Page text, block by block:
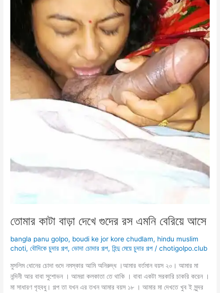
তোমার কাটা বাড়া দেখে গুদের রস এমনি বেরিয়ে আসে
bangla panu golpo, boudi ke jor kore chudlam, hindu muslim
choti,বৌদিকে চুদার গল্প,ভোদা চোদার গল্প,হিন্দু মেয়ে চুদার গল্প /chotigolpo.club
মুসলিম ধোনের চোদা গুদে নমস্কার আমি অনিরুদ্ধ ।আমার বর্তমান বয়স ২০। আমার মা
নন্দিনী আর বাবা সুশোভন । আমরা কলকাতা তে থাকি । বাবা একটা সরকারি চাকরি করেন ।
মা সাধারণ গৃহবধু। গল্প তা যখন এর তখন আমার বয়স ১৮ । আমার মা দেখতে খুব ই সুন্দর